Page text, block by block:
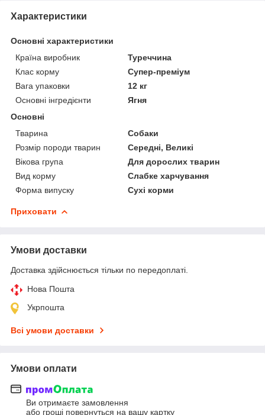
Характеристики
Основні характеристики
Країна виробник
Туреччина
Клас корму
Супер-преміум
Вага упаковки
12 кг
Основні інгредієнти
Ягня
Основні
Тварина
Собаки
Розмір породи тварин
Середні, Великі
Вікова група
Для дорослих тварин
Вид корму
Слабке харчування
Форма випуску
Сухі корми
Приховати
Умови доставки
Доставка здійснюється тільки по передоплаті.
Нова Пошта
Укрпошта
Всі умови доставки
Умови оплати
Ви отримаєте замовлення
або гроші повернуться на вашу картку